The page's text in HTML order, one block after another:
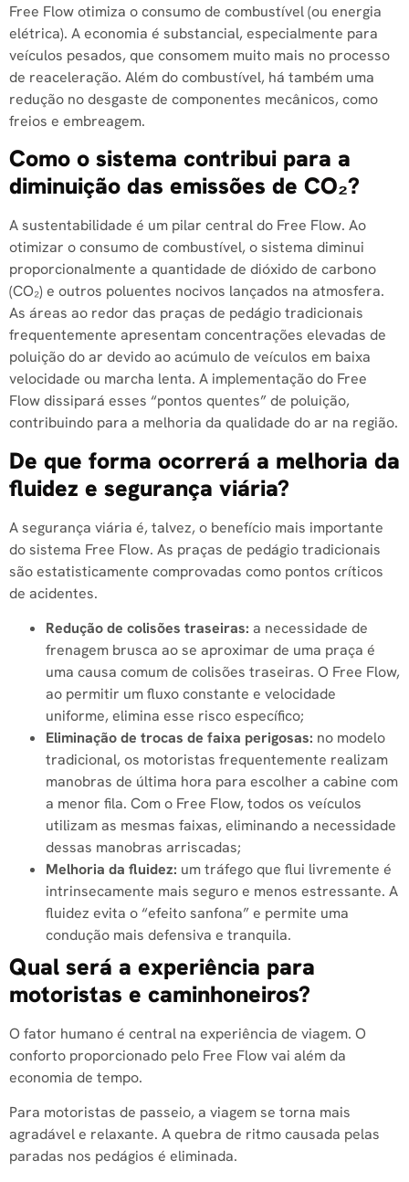
Free Flow otimiza o consumo de combustível (ou energia
elétrica). A economia é substancial, especialmente para
veículos pesados, que consomem muito mais no processo
de reaceleração. Além do combustível, há também uma
redução no desgaste de componentes mecânicos, como
freios e embreagem.
Como o sistema contribui para a
diminuição das emissões de CO₂?
A sustentabilidade é um pilar central do Free Flow. Ao
otimizar o consumo de combustível, o sistema diminui
proporcionalmente a quantidade de dióxido de carbono
(CO₂) e outros poluentes nocivos lançados na atmosfera.
As áreas ao redor das praças de pedágio tradicionais
frequentemente apresentam concentrações elevadas de
poluição do ar devido ao acúmulo de veículos em baixa
velocidade ou marcha lenta. A implementação do Free
Flow dissipará esses “pontos quentes” de poluição,
contribuindo para a melhoria da qualidade do ar na região.
De que forma ocorrerá a melhoria da
fluidez e segurança viária?
A segurança viária é, talvez, o benefício mais importante
do sistema Free Flow. As praças de pedágio tradicionais
são estatisticamente comprovadas como pontos críticos
de acidentes.
Redução de colisões traseiras: a necessidade de
frenagem brusca ao se aproximar de uma praça é
uma causa comum de colisões traseiras. O Free Flow,
ao permitir um fluxo constante e velocidade
uniforme, elimina esse risco específico;
Eliminação de trocas de faixa perigosas: no modelo
tradicional, os motoristas frequentemente realizam
manobras de última hora para escolher a cabine com
a menor fila. Com o Free Flow, todos os veículos
utilizam as mesmas faixas, eliminando a necessidade
dessas manobras arriscadas;
Melhoria da fluidez: um tráfego que flui livremente é
intrinsecamente mais seguro e menos estressante. A
fluidez evita o “efeito sanfona” e permite uma
condução mais defensiva e tranquila.
Qual será a experiência para
motoristas e caminhoneiros?
O fator humano é central na experiência de viagem. O
conforto proporcionado pelo Free Flow vai além da
economia de tempo.
Para motoristas de passeio, a viagem se torna mais
agradável e relaxante. A quebra de ritmo causada pelas
paradas nos pedágios é eliminada.